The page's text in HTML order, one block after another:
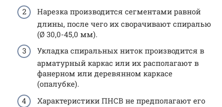
Нарезка производится сегментами равной
длины, после чего их сворачивают спиралью
(Ø 30,0-45,0 мм).
Укладка спиральных ниток производится в
арматурный каркас или их располагают в
фанерном или деревянном каркасе
(опалубке).
Характеристики ПНСВ не предполагают его